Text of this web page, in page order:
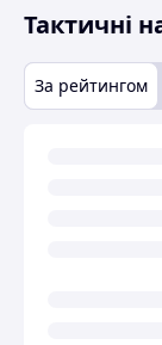
Тактичні
За рейтингом